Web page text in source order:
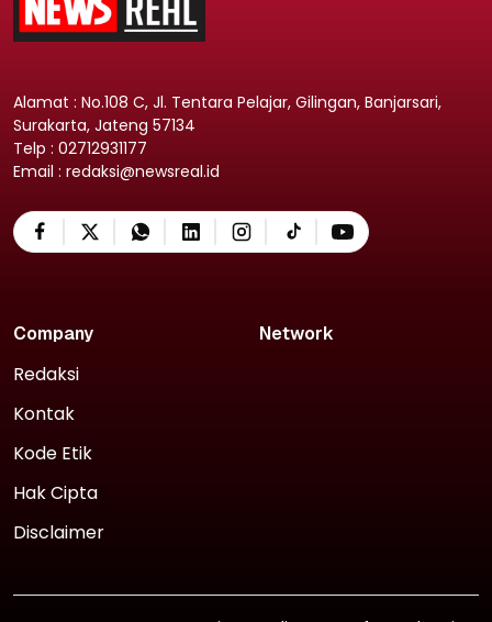
Alamat : No.108 C, Jl. Tentara Pelajar, Gilingan, Banjarsari,
Surakarta, Jateng 57134
Telp : 02712931177
Email : redaksi@newsreal.id
Company
Redaksi
Kontak
Kode Etik
Hak Cipta
Disclaimer
Network